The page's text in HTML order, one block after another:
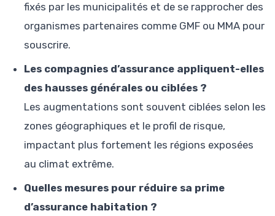
fixés par les municipalités et de se rapprocher des
organismes partenaires comme GMF ou MMA pour
souscrire.
Les compagnies d’assurance appliquent-elles
des hausses générales ou ciblées ?
Les augmentations sont souvent ciblées selon les
zones géographiques et le profil de risque,
impactant plus fortement les régions exposées
au climat extrême.
Quelles mesures pour réduire sa prime
d’assurance habitation ?